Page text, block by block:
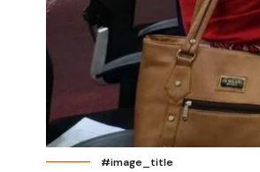
#image_title